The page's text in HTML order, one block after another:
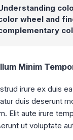
wheel and
Minim
irure ex duis
duis deserunt
Elit aute irure
ut voluptate